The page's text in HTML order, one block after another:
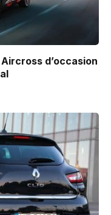
d’occasion